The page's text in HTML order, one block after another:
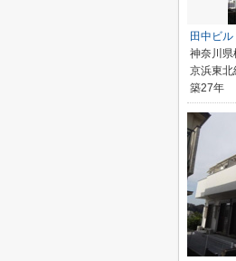
田中ビル
神奈川県
京浜東
築27年